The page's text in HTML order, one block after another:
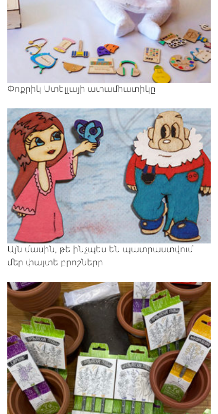
Փոքրիկ Ստելլայի ատամհատիկը
Այն մասին, թե ինչպես են պատրաստվում
մեր փայտե բրոշները